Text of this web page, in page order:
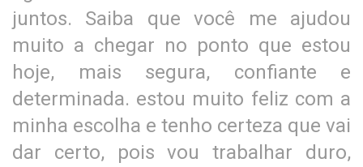
juntos. Saiba que você me ajudou
muito a chegar no ponto que estou
hoje, mais segura, confiante e
determinada. estou muito feliz com a
minha escolha e tenho certeza que vai
dar certo, pois vou trabalhar duro,